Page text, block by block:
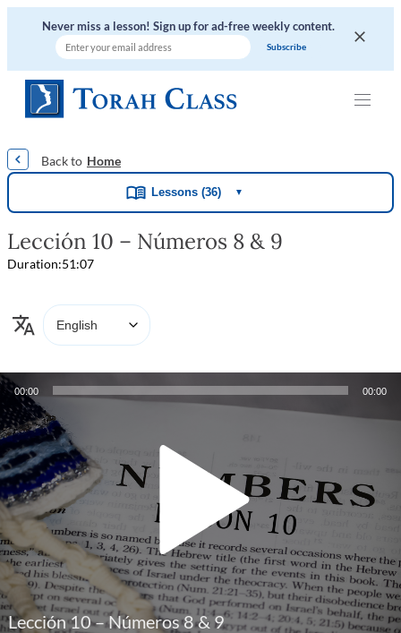
Never miss a lesson! Sign up for ad-free weekly content.
Home
Lessons (36) ▼
Lección 10 – Números 8 & 9
Duration:51:07
Audio
Player
00:00 00:00
Lección 10 – Números 8 & 9